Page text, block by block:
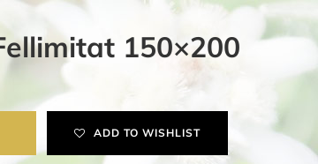
150×200
ADD TO WISHLIST